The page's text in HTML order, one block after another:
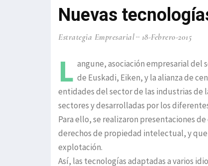
Nuevas
Estrategia Empresarial 18-Febrero-2015
L angune, asociación empresarial del
de Euskadi, Eiken, y la alianza de
entidades del sector de las industrias de
sectores y desarrolladas por los
Para ello, se realizaron presentaciones
derechos de propiedad intelectual, y
explotación.
Así, las tecnologías adaptadas a varios